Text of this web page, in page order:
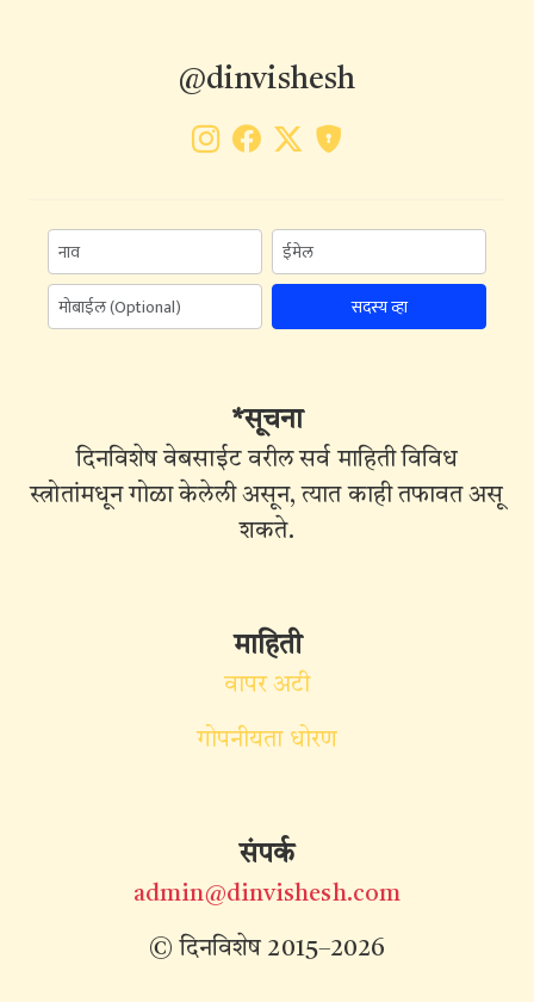
@dinvishesh
सदस्य व्हा
*सूचना
दिनविशेष वेबसाईट वरील सर्व माहिती विविध
स्त्रोतांमधून गोळा केलेली असून, त्यात काही तफावत असू
शकते.
माहिती
वापर अटी
गोपनीयता धोरण
संपर्क
admin@dinvishesh.com
© दिनविशेष 2015–2026